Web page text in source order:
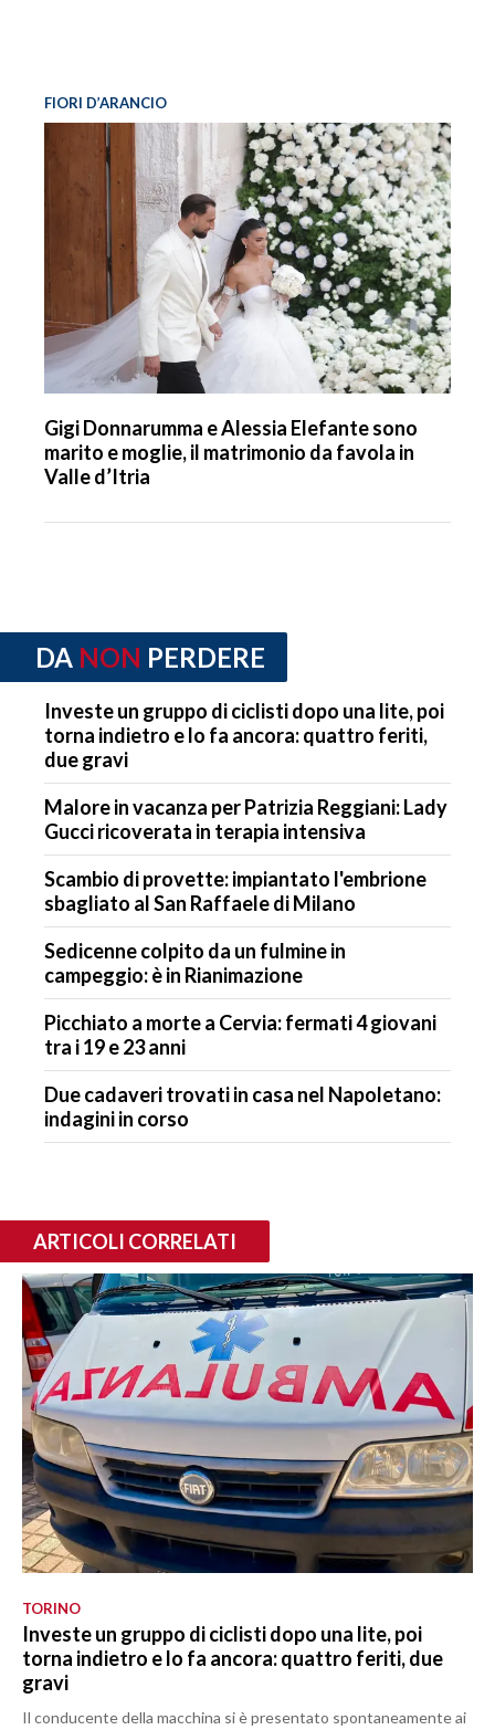
FIORI D’ARANCIO
Gigi Donnarumma e Alessia Elefante sono
marito e moglie, il matrimonio da favola in
Valle d’Itria
DA NON PERDERE
Investe un gruppo di ciclisti dopo una lite, poi
torna indietro e lo fa ancora: quattro feriti,
due gravi
Malore in vacanza per Patrizia Reggiani: Lady
Gucci ricoverata in terapia intensiva
Scambio di provette: impiantato l'embrione
sbagliato al San Raffaele di Milano
Sedicenne colpito da un fulmine in
campeggio: è in Rianimazione
Picchiato a morte a Cervia: fermati 4 giovani
tra i 19 e 23 anni
Due cadaveri trovati in casa nel Napoletano:
indagini in corso
ARTICOLI CORRELATI
TORINO
Investe un gruppo di ciclisti dopo una lite, poi
torna indietro e lo fa ancora: quattro feriti, due
gravi
Il conducente della macchina si è presentato spontaneamente ai